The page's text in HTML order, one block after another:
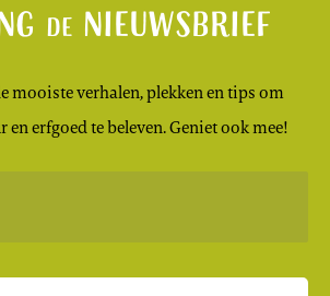
denieuwsbrief
mooiste verhalen, plekken en tips om
erfgoed te beleven. Geniet ook mee!